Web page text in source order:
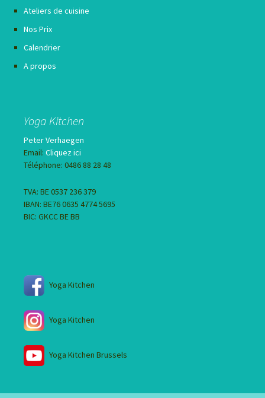
Ateliers de cuisine
Nos Prix
Calendrier
A propos
Yoga Kitchen
Peter Verhaegen
Email: Cliquez ici
Téléphone: 0486 88 28 48
TVA: BE 0537 236 379
IBAN: BE76 0635 4774 5695
BIC: GKCC BE BB
Yoga Kitchen
Yoga Kitchen
Yoga Kitchen Brussels